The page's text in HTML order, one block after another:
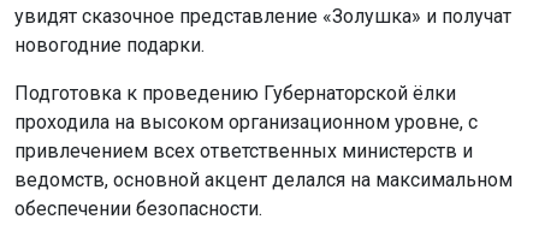
увидят сказочное представление «Золушка» и получат
новогодние подарки.
Подготовка к проведению Губернаторской ёлки
проходила на высоком организационном уровне, с
привлечением всех ответственных министерств и
ведомств, основной акцент делался на максимальном
обеспечении безопасности.